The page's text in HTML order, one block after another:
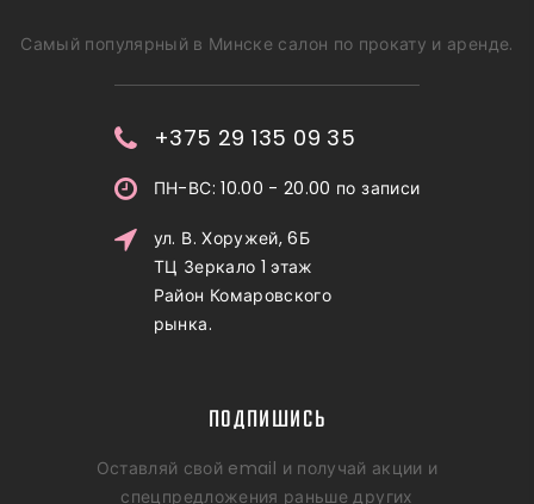
Самый популярный в Минске салон по прокату и аренде.
+375 29 135 09 35
ПН-ВС: 10.00 - 20.00 по записи
ул. В. Хоружей, 6Б
ТЦ Зеркало 1 этаж
Район Комаровского
рынка.
ПОДПИШИСЬ
Оставляй свой email и получай акции и
спецпредложения раньше других